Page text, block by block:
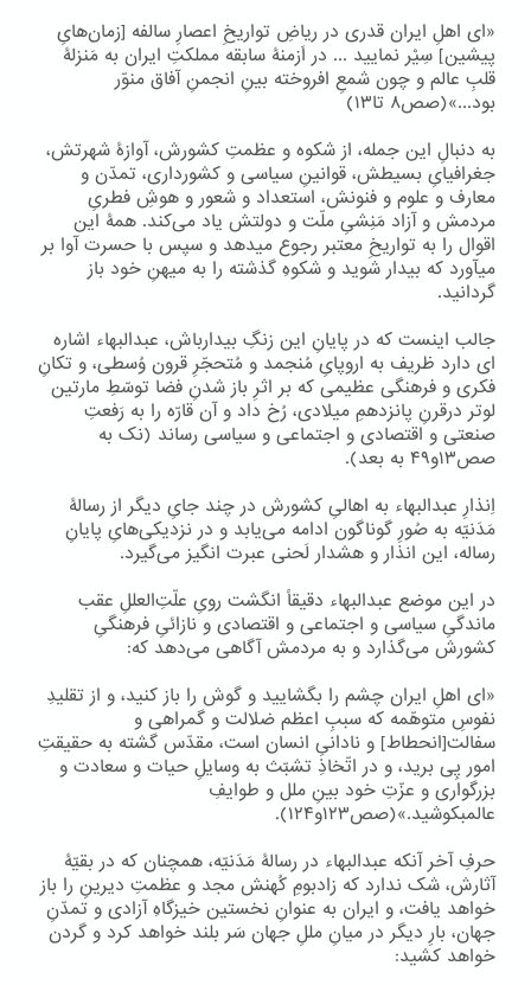
«ای اهلِ ایران قدری در ریاضِ تواریخِ اعصارِ سالفه [زمان‌هایِ
پیشین] سِیْر نمایید ... در اَزمنۀ سابقه مملکتِ ایران به مَنزلۀ
قلبِ عالم و چون شمعِ افروخته بینِ انجمنِ آفاق منوّر
بود...»(صص۸ تا۱۳)
به دنبالِ این جمله، از شکوه و عظمتِ کشورش، آوازۀ شهرتش،
جغرافیایِ بسیطش، قوانینِ سیاسی و کشورداری، تمدّن و
معارف و علوم و فنونش، استعداد و شعور و هوشِ فطریِ
مردمش و آزاد مَنِشیِ ملّت و دولتش یاد می‌کند. همۀ این
اقوال را به تواریخِ معتبر رجوع میدهد و سپس با حسرت آوا بر
میآورد که بیدار شوید و شکوهِ گذشته را به میهنِ خود باز
گردانید.
جالب اینست که در پایانِ این زنگِ بیدارباش، عبدالبهاء اشاره
ای دارد ظریف به اروپایِ مُنجمد و مُتحجّرِ قرون وُسطی، و تکانِ
فکری و فرهنگی عظیمی که بر اثرِ باز شدنِ فضا توسّطِ مارتین
لوتر درقرنِ پانزدهمِ میلادی، رُخ داد و آن قارّه را به رَفعتِ
صنعتی و اقتصادی و اجتماعی و سیاسی رساند (نک به
صص۱۳و۴۹ به بعد).
اِنذارِ عبدالبهاء به اهالیِ کشورش در چند جایِ دیگر از رسالۀ
مَدَنیّه به صُورِ گوناگون ادامه می‌یابد و در نزدیکی‌هایِ پایانِ
رساله، این انذار و هشدار لَحنی عبرت انگیز می‌گیرد.
در این موضع عبدالبهاء دقیقاً انگشت رویِ علّتِ‌العللِ عقب
ماندگیِ سیاسی و اجتماعی و اقتصادی و نازائیِ فرهنگیِ
کشورش می‌گذارد و به مردمش آگاهی می‌دهد که:
«ای اهلِ ایران چشم را بگشایید و گوش را باز کنید، و از تقلیدِ
نفوسِ متوهّمه که سببِ اعظم ضلالت و گمراهی و
سفالت[انحطاط] و نادانیِ انسان است، مقدّس گشته به حقیقتِ
امور پِی برید، و در اتّخاذِ تشبّث به وسایلِ حیات و سعادت و
بزرگواری و عزّتِ خود بینِ ملل و طوایفِ
عالمبکوشید.»(صص۱۲۳و۱۲۴).
حرفِ آخر آنکه عبدالبهاء در رسالۀ مَدَنیّه، همچنان که در بقیّۀ
آثارش، شک ندارد که زادبومِ کُهنش مجد و عظمتِ دیرینِ را باز
خواهد یافت، و ایران به عنوانِ نخستین خیزگاهِ آزادی و تمدّنِ
جهان، بارِ دیگر در میانِ مللِ جهان سَر بلند خواهد کرد و گردن
خواهد کشید: